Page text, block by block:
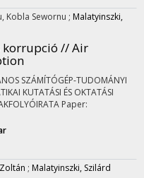
Kobla Sewornu ; Malatyinszki,
korrupció // Air
SZÁMÍTÓGÉP-TUDOMÁNYI
KUTATÁSI ÉS OKTATÁSI
Paper:
; Malatyinszki, Szilárd